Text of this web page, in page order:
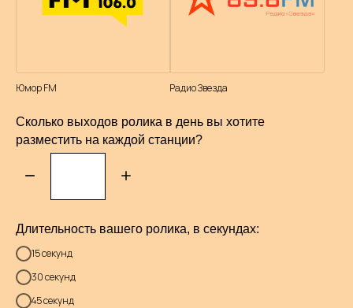
Юмор FM Радио Звезда
Сколько выходов ролика в день вы хотите
разместить на каждой станции?
Длительность вашего ролика, в секундах:
15 секунд
30 секунд
45 секунд